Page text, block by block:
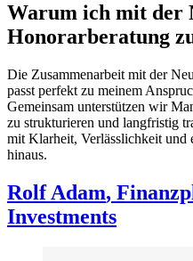
Warum ich mit der
Honorarberatung
Die Zusammenarbeit mit der
passt perfekt zu meinem
Gemeinsam unterstützen wir
zu strukturieren und langfristig
mit Klarheit, Verlässlichkeit und
hinaus.
Rolf Adam,
Investments